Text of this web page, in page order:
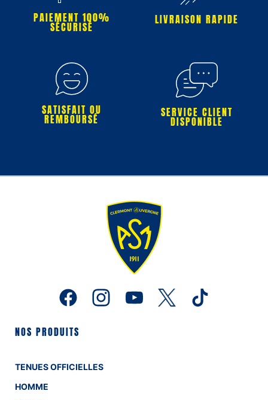
PAIEMENT 100%
SÉCURISÉ
LIVRAISON RAPIDE
SATISFAIT OU
REMBOURSÉ SERVICE CLIENT
DISPONIBLE
NOS PRODUITS
TENUES OFFICIELLES
HOMME